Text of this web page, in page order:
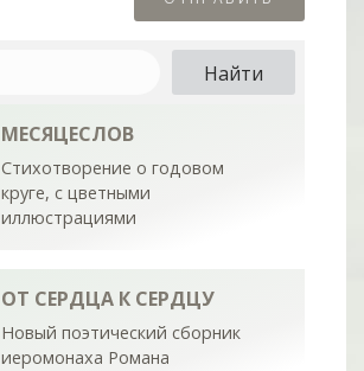
МЕСЯЦЕСЛОВ
Стихотворение о годовом
круге, с цветными
иллюстрациями
ОТ СЕРДЦА К СЕРДЦУ
Новый поэтический сборник
иеромонаха Романа